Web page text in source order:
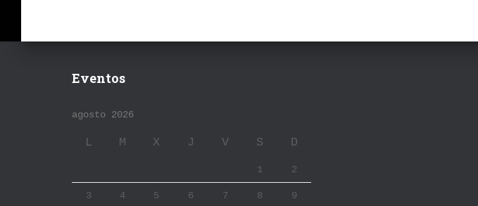
Eventos
agosto 2026
L M X J V S D
1 2
3 4 5 6 7 8 9